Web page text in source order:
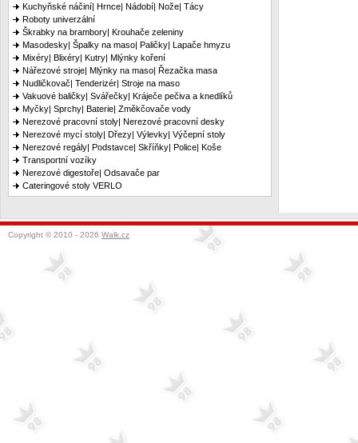
Kuchyňské náčiní| Hrnce| Nádobí| Nože| Tácy
Roboty univerzální
Škrabky na brambory| Krouhače zeleniny
Masodesky| Špalky na maso| Paličky| Lapače hmyzu
Mixéry| Blixéry| Kutry| Mlýnky koření
Nářezové stroje| Mlýnky na maso| Řezačka masa
Nudličkovač| Tenderizér| Stroje na maso
Vakuové baličky| Svářečky| Kráječe pečiva a knedlíků
Myčky| Sprchy| Baterie| Změkčovače vody
Nerezové pracovní stoly| Nerezové pracovní desky
Nerezové mycí stoly| Dřezy| Výlevky| Výčepní stoly
Nerezové regály| Podstavce| Skříňky| Police| Koše
Transportní vozíky
Nerezové digestoře| Odsavače par
Cateringové stoly VERLO
Copyright © 2010 - 2026 Walk.cz